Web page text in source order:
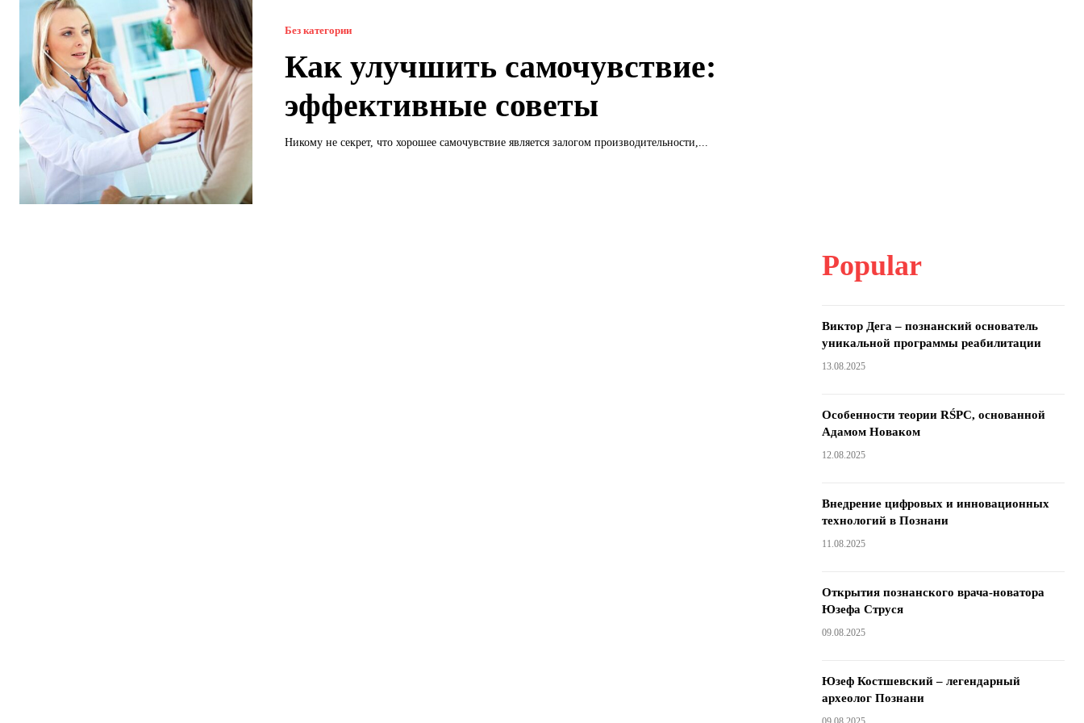
Без категории
Как улучшить самочувствие:
эффективные советы
Никому не секрет, что хорошее самочувствие является залогом производительности,...
Popular
Виктор Дега – познанский основатель
уникальной программы реабилитации
13.08.2025
Особенности теории RŚPC, основанной
Адамом Новаком
12.08.2025
Внедрение цифровых и инновационных
технологий в Познани
11.08.2025
Открытия познанского врача-новатора
Юзефа Струся
09.08.2025
Юзеф Костшевский – легендарный
археолог Познани